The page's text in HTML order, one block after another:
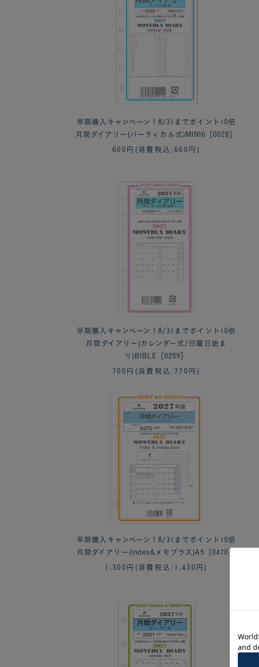
早期購入キャンペーン！8/31までポイント10倍
月間ダイアリー(バーティカル式)MINI6［0028］
600円 (消費税込:660円)
早期購入キャンペーン！8/31までポイント10倍
月間ダイアリー(カレンダー式/日曜日始ま
り)BIBLE［0209］
700円 (消費税込:770円)
早期購入キャンペーン！8/31までポイント10倍
月間ダイアリー(index&メモプラス)A5［0470］
1,300円 (消費税込:1,430円)